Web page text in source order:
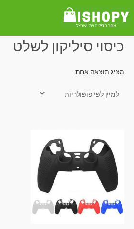
עמוד הבית/ מוצרים המתויגים “כיסוי סיליקון לשלט”
כיסוי סיליקון לשלט
מציג תוצאה אחת